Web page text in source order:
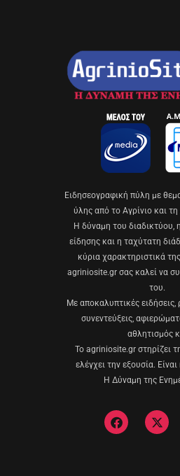
Eιδησεογραφική πύλη με
ύλης από το Αγρίνιο και
Η δύναμη του διαδικτύου,
είδησης και η ταχύτατη
κύρια χαρακτηριστικά
agriniosite.gr σας καλεί να
του.
Με αποκαλυπτικές ειδήσεις,
συνεντεύξεις,
αθλητισμός
Το agriniosite.gr στηρίζει
ελέγχει την εξουσία.
Η Δύναμη της